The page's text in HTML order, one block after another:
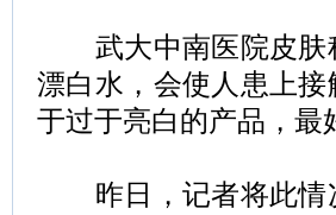
武大中南医院皮肤
漂白水，会使人患上
于过于亮白的产品，最
昨日，记者将此情